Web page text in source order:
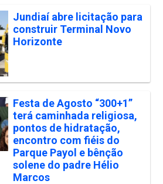
Jundiaí abre licitação para
construir Terminal Novo
Horizonte
Festa de Agosto “300+1”
terá caminhada religiosa,
pontos de hidratação,
encontro com fiéis do
Parque Payol e bênção
solene do padre Hélio
Marcos